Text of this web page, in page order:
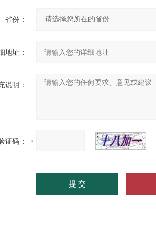
省份：
地址：
说明：
证码：